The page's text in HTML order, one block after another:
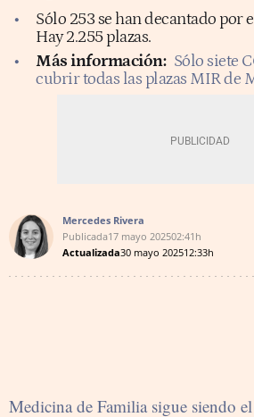
Sólo 253 se han decantado por
Hay 2.255 plazas.
Más información: Sólo siete
cubrir todas las plazas MIR de
Mercedes Rivera
Publicada17 mayo 202502:41h
Actualizada30 mayo 202512:33h
Medicina de Familia sigue siendo